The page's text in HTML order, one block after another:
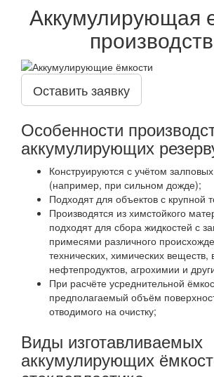
Аккумулирующая
Оставить заявку
Особенности
аккумулирующих
Конструируются с учётом
(например, при сильном дожде);
Подходят для объектов с крупной
Производятся из химстойкого
подходят для сбора жидкостей с
примесями различного
технических, химических веществ,
нефтепродуктов, агрохимии и
При расчёте усреднительной
предполагаемый объём
отводимого на очистку;
Виды изготавливаемых
аккумулирующих